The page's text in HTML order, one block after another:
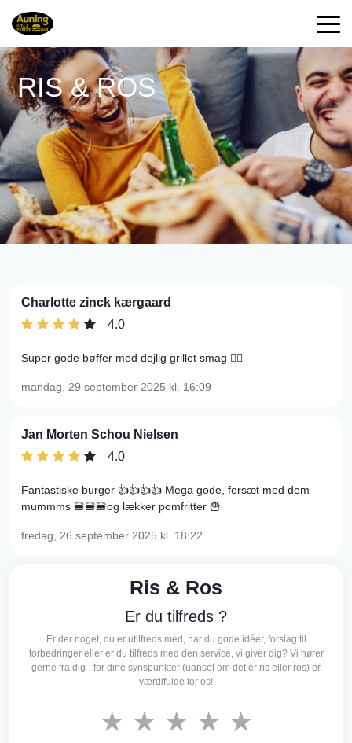
RIS & ROS
Charlotte zinck kærgaard
4.0
Super gode bøffer med dejlig grillet smag 👍🏿
mandag, 29 september 2025 kl. 16:09
Jan Morten Schou Nielsen
4.0
Fantastiske burger 👍👍👍👍 Mega gode, forsæt med dem
mummms 🍔🍔🍔og lækker pomfritter 🍟
fredag, 26 september 2025 kl. 18:22
Ris & Ros
Er du tilfreds ?
Er der noget, du er utilfreds med, har du gode idéer, forslag til
forbedringer eller er du tilfreds med den service, vi giver dig? Vi hører
gerne fra dig - for dine synspunkter (uanset om det er ris eller ros) er
værdifulde for os!
★
★
★
★
★